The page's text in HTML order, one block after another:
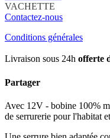
VACHETTE
Contactez-nous
Conditions générales
Livraison sous 24h offerte
Partager
Avec 12V - bobine 100%
de serrurerie pour l'habitat